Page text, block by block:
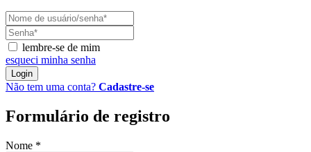
lembre-se de mim
esqueci minha senha
Login
Não tem uma conta? Cadastre-se
Formulário de registro
Nome *